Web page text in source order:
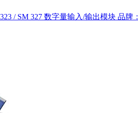
/ SM 327 数字量输入/输出模块 品牌：